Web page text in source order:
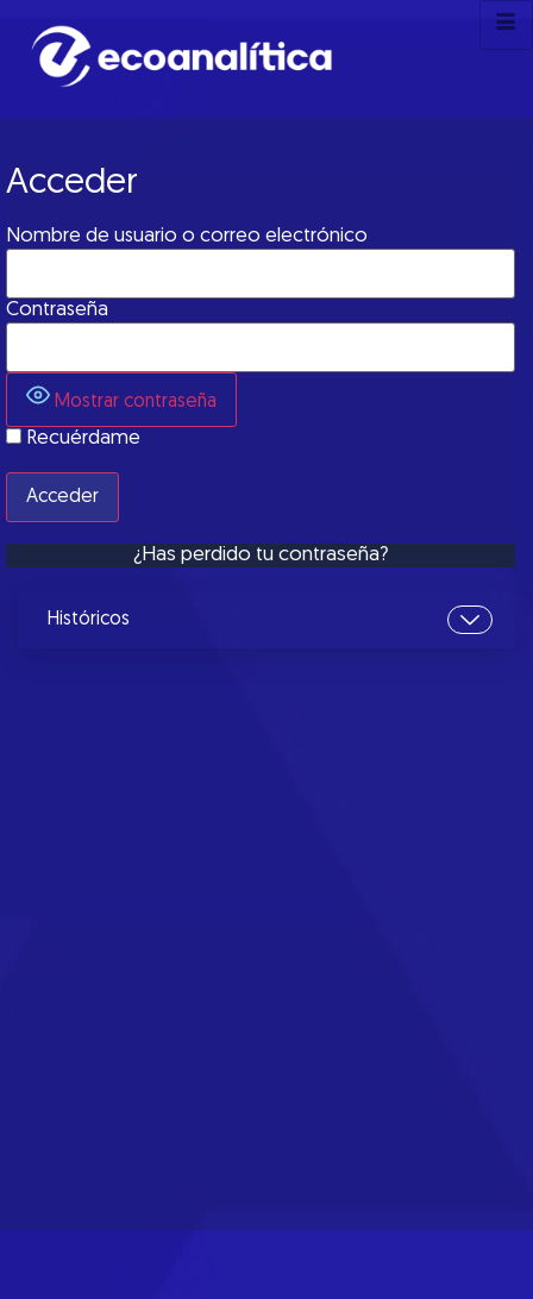
Acceder
Nombre de usuario o correo electrónico
Contraseña
Mostrar contraseña
Recuérdame
¿Has perdido tu contraseña?
Históricos